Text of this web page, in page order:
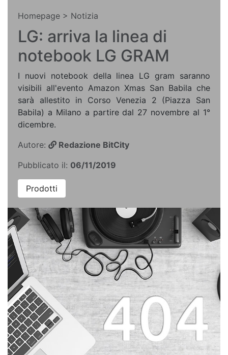
Homepage > Notizia
LG: arriva la linea di
notebook LG GRAM
I nuovi notebook della linea LG gram saranno
visibili all'evento Amazon Xmas San Babila che
sarà allestito in Corso Venezia 2 (Piazza San
Babila) a Milano a partire dal 27 novembre al 1°
dicembre.
Autore:
Redazione BitCity
Pubblicato il: 06/11/2019
Prodotti